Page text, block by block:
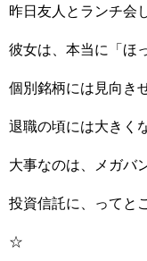
昨日友人とランチ会
彼女は、本当に「ほ
個別銘柄には見向き
退職の頃には大きく
大事なのは、メガバ
投資信託に、ってと
☆